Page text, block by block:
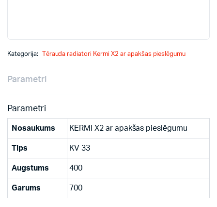
Kategorija: Tērauda radiatori Kermi X2 ar apakšas pieslēgumu
Parametri
Parametri
Nosaukums KERMI X2 ar apakšas pieslēgumu
Tips KV 33
Augstums 400
Garums 700